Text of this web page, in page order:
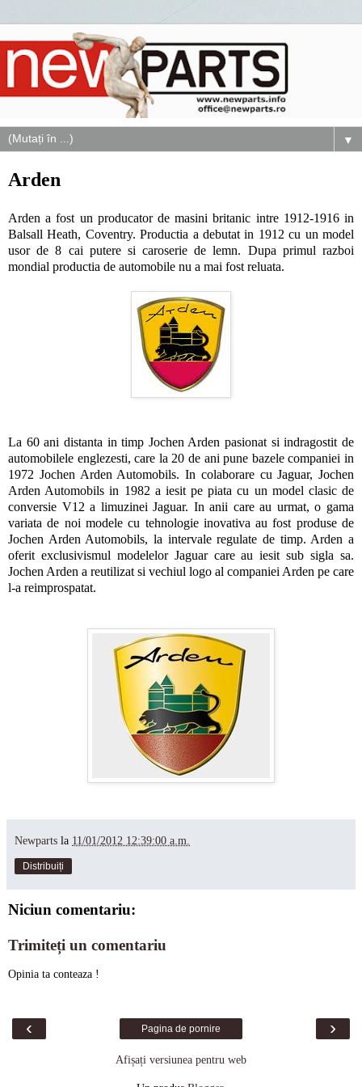
▼
Arden
Arden a fost un producator de masini britanic intre 1912-1916 in
Balsall Heath, Coventry. Productia a debutat in 1912 cu un model
usor de 8 cai putere si caroserie de lemn. Dupa primul razboi
mondial productia de automobile nu a mai fost reluata.
La 60 ani distanta in timp Jochen Arden pasionat si indragostit de
automobilele englezesti, care la 20 de ani pune bazele companiei in
1972 Jochen Arden Automobils. In colaborare cu Jaguar, Jochen
Arden Automobils in 1982 a iesit pe piata cu un model clasic de
conversie V12 a limuzinei Jaguar. In anii care au urmat, o gama
variata de noi modele cu tehnologie inovativa au fost produse de
Jochen Arden Automobils, la intervale regulate de timp. Arden a
oferit exclusivismul modelelor Jaguar care au iesit sub sigla sa.
Jochen Arden a reutilizat si vechiul logo al companiei Arden pe care
l-a reimprospatat.
Newparts la 11/01/2012 12:39:00 a.m.
Distribuiți
Niciun comentariu:
Trimiteți un comentariu
Opinia ta conteaza !
‹ ›
Pagina de pornire
Afișați versiunea pentru web